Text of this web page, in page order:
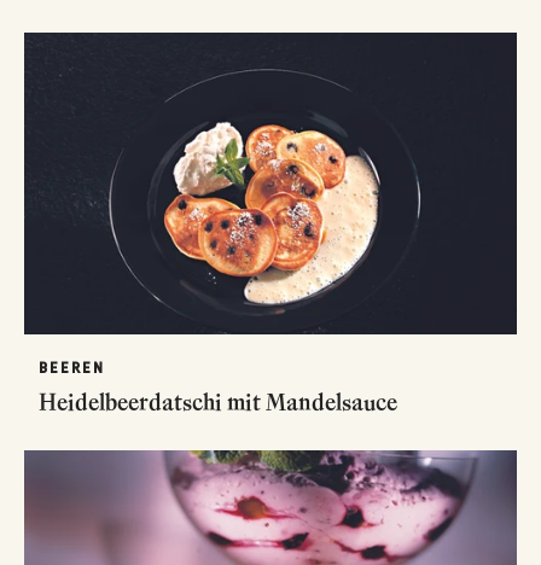
BEEREN
Heidelbeerdatschi mit Mandelsauce